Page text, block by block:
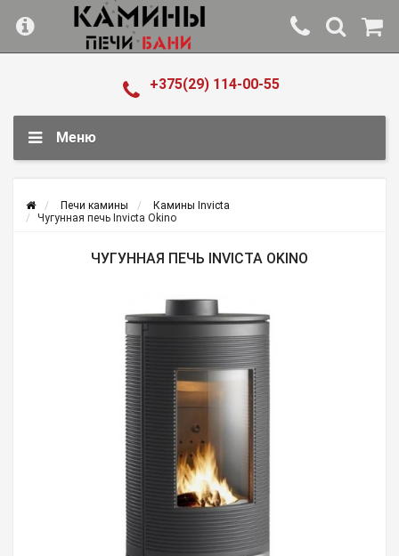
+375(29) 114-00-55
Меню
Печи камины
Камины Invicta
Чугунная печь Invicta Okino
ЧУГУННАЯ ПЕЧЬ INVICTA OKINO